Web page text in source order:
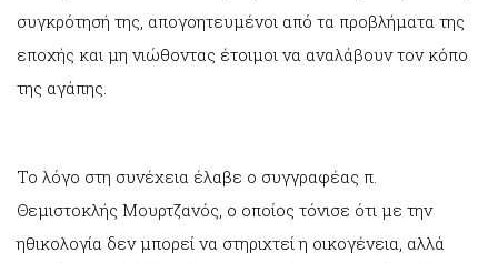
συγκρότησή της, απογοητευμένοι από τα προβλήματα της
εποχής και μη νιώθοντας έτοιμοι να αναλάβουν τον κόπο
της αγάπης.
Το λόγο στη συνέχεια έλαβε ο συγγραφέας π.
Θεμιστοκλής Μουρτζανός, ο οποίος τόνισε ότι με την
ηθικολογία δεν μπορεί να στηριχτεί η οικογένεια, αλλά